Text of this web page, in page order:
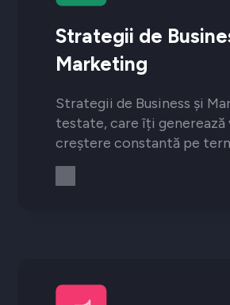
Strategii de
Marketing
Strategii de Business și
testate, care îți generează
creștere constantă pe